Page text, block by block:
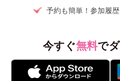
予約も簡単！参加履
今すぐ無料で